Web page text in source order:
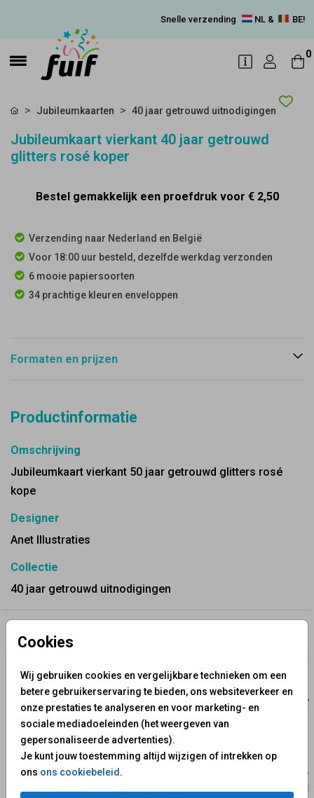
Snelle verzending NL & BE!
0
Cookies
Wij gebruiken cookies en vergelijkbare technieken om een
betere gebruikerservaring te bieden, ons websiteverkeer en
onze prestaties te analyseren en voor marketing- en
sociale mediadoeleinden (het weergeven van
gepersonaliseerde advertenties).
Je kunt jouw toestemming altijd wijzigen of intrekken op
ons ons cookiebeleid .
Jubileumkaarten 40 jaar getrouwd uitnodigingen
Jubileumkaart vierkant 40 jaar getrouwd
glitters rosé koper
Bestel gemakkelijk een proefdruk voor € 2,50
Verzending naar Nederland en België
Voor 18:00 uur besteld, dezelfde werkdag verzonden
6 mooie papiersoorten
34 prachtige kleuren enveloppen
Formaten en prijzen
Productinformatie
Omschrijving
Jubileumkaart vierkant 50 jaar getrouwd glitters rosé
kope
Designer
Anet Illustraties
Collectie
40 jaar getrouwd uitnodigingen
✨ Deze ontwerpen vind je misschien ook leuk